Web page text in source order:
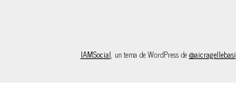
IAMSocial, un tema de WordPress de@aicragellebasi